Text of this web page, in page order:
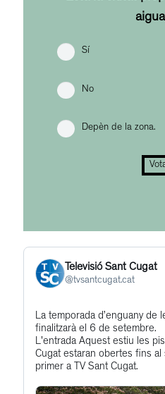
Sí
No
Depèn de la zona.
Televisió Sant Cugat
@tvsantcugat.cat
Get
to
this
post
La temporada d’enguany de
finalitzarà el 6 de setembre.
L'entrada Aquest estiu les
Cugat estaran obertes fins
primer a TV Sant Cugat.